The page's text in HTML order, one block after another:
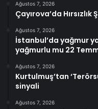
Ağustos 7, 2026
Çayırova’da
Ağustos 7, 2026
İstanbul’da yağmur
yağmurlu mu 22
Ağustos 7, 2026
Kurtulmuş’tan
sinyali
Ağustos 7, 2026